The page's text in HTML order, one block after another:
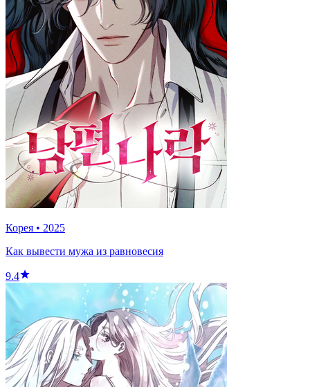
Корея • 2025
Как вывести мужа из равновесия
9.4